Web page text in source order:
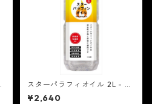
スターパラフィオイル 2L - ス
ター商事
¥2,640